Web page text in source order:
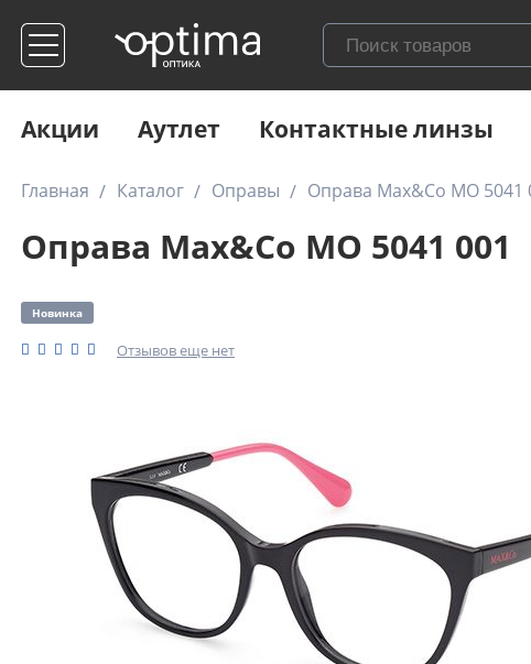
Акции Аутлет Контактные линзы
Главная Каталог Оправы Оправа Max&Co MO 5041
Оправа Max&Co MO 5041 001
Новинка
Отзывов еще нет